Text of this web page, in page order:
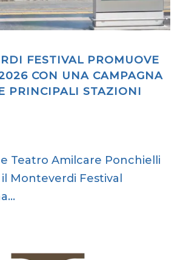
FESTIVAL PROMUOVE
CON UNA CAMPAGNA
PRINCIPALI STAZIONI
Teatro Amilcare Ponchielli
Monteverdi Festival